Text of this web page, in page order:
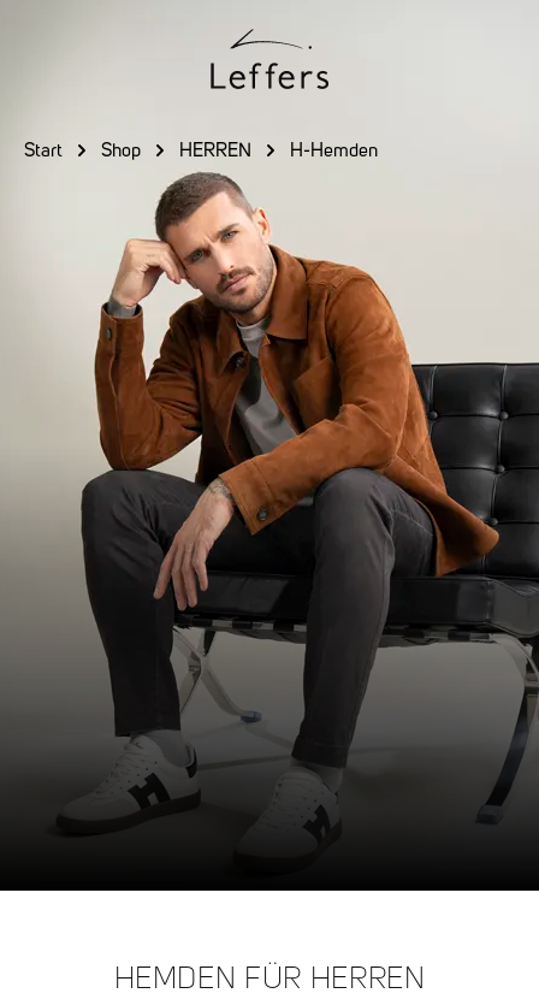
Start Shop HERREN H-Hemden
HEMDEN FÜR HERREN